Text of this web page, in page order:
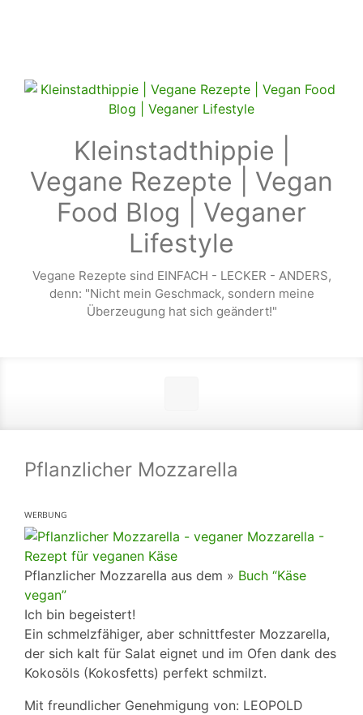
Kleinstadthippie |
Vegane Rezepte | Vegan
Food Blog | Veganer
Lifestyle
Vegane Rezepte sind EINFACH - LECKER - ANDERS,
denn: "Nicht mein Geschmack, sondern meine
Überzeugung hat sich geändert!"
Pflanzlicher Mozzarella
ᵂᴱᴿᴮᵁᴺᴳ
Pflanzlicher Mozzarella aus dem » Buch “Käse
vegan”
Ich bin begeistert!
Ein schmelzfähiger, aber schnittfester Mozzarella,
der sich kalt für Salat eignet und im Ofen dank des
Kokosöls (Kokosfetts) perfekt schmilzt.
Mit freundlicher Genehmigung von: LEOPOLD